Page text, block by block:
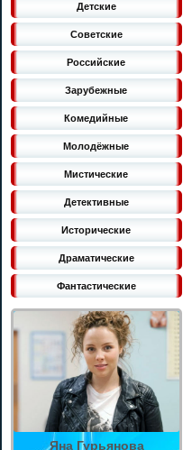
Детские
Советские
Российские
Зарубежные
Комедийные
Молодёжные
Мистические
Детективные
Исторические
Драматические
Фантастические
Яна Гурьянова